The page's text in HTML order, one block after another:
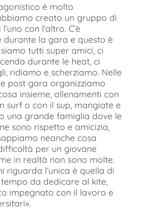
è molto
creato un gruppo di
con l’altro. C’è
durante la gara e questo è
tutti super amici, ci
durante le heat, ci
ridiamo e scherziamo. Nelle
post gara organizziamo
insieme, allenamenti con
surf o con il sup, mangiate e
una grande famiglia dove le
sono rispetto e amicizia,
neanche cosa
per un giovane
in realtà non sono molte.
riguarda l’unica è quella di
da dedicare al kite,
impegnato con il lavoro e